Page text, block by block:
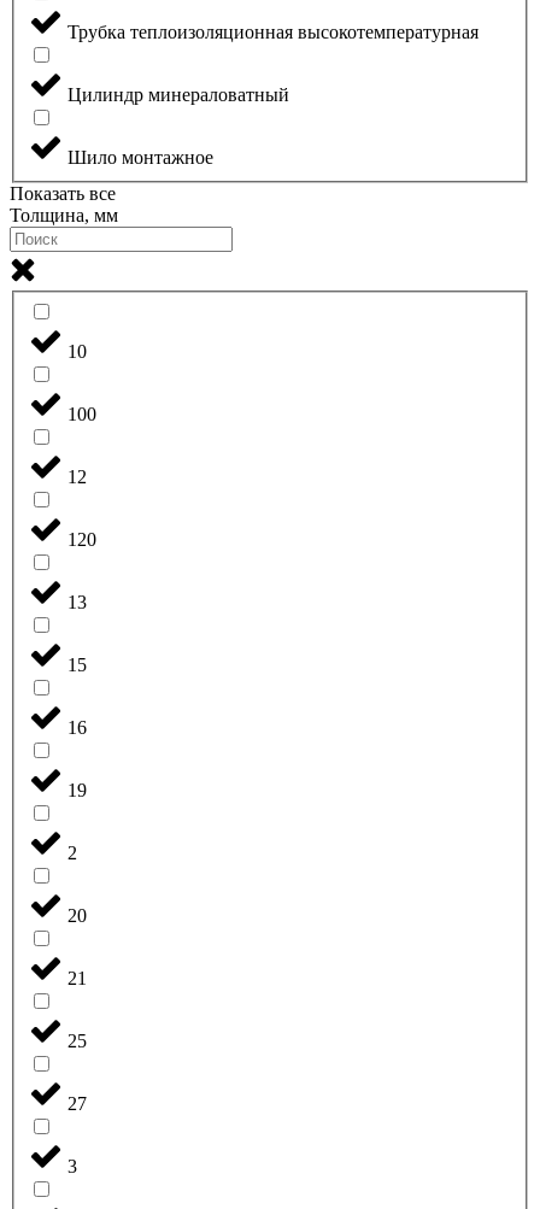
Трубка теплоизоляционная высокотемпературная
Цилиндр минераловатный
Шило монтажное
Показать все
Толщина, мм
10
100
12
120
13
15
16
19
2
20
21
25
27
3